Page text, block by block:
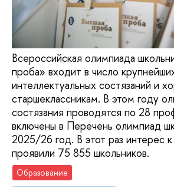
Всероссийская олимпиада
проба» входит в число
интеллектуальных состязаний и
старшеклассникам. В этом году
состязания проводятся по 28
включены в Перечень олимпиад
2025/26 год. В этот раз интерес
проявили 75 855 школьников.
Образование